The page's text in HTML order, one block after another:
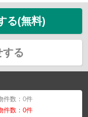
る(無料)
する
件数：0件
件数：0件